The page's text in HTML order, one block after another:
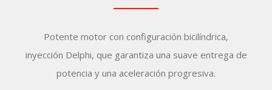
Potente motor con configuración bicilíndrica,
inyección Delphi, que garantiza una suave entrega de
potencia y una aceleración progresiva.